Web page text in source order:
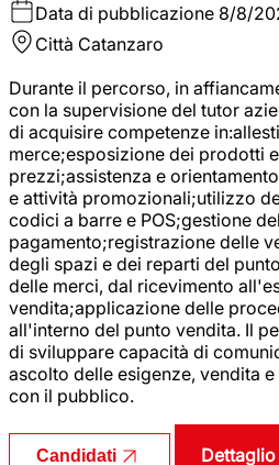
Data di pubblicazione 8/8/
Città Catanzaro
Durante il percorso, in
con la supervisione del tutor
di acquisire competenze
merce;esposizione dei prodotti
prezzi;assistenza e
e attività promozionali;utilizzo
codici a barre e POS;gestione
pagamento;registrazione delle
degli spazi e dei reparti del
delle merci, dal ricevimento
vendita;applicazione delle
all'interno del punto vendita. Il
di sviluppare capacità di
ascolto delle esigenze, vendita
con il pubblico.
Candidati